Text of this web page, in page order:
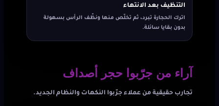
التنظيف بعد الانتهاء
اترك الحجارة تبرد، ثم تخلّص منها ونظّف الرأس بسهولة
بدون بقايا سائلة.
آراء من جرّبوا حجر أصداف
تجارب حقيقية من عملاء جرّبوا النكهات والنظام الجديد.